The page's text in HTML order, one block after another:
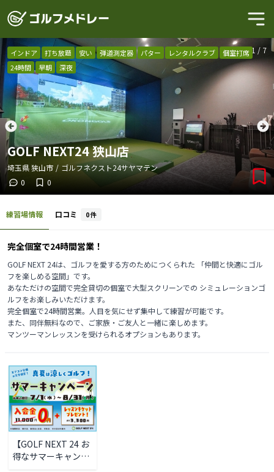
1 / 7
インドア 打ち放題 安い 弾道測定器 パター レンタルクラブ
個室打席
24時間
早朝 深夜
GOLF NEXT24 狭山店
埼玉県狭山市 / ゴルフネクスト24サヤマテン
0
0
練習場情報 口コミ 0件
完全個室で24時間営業！
GOLF NEXT 24は、ゴルフを愛する方のためにつくられた 「仲間と快適にゴル
フを楽しめる空間」です。
あなただけの空間で完全貸切の個室で大型スクリーンでの シミュレーションゴ
ルフをお楽しみいただけます。
完全個室で24時間営業。人目を気にせず集中して練習が可能です。
また、同伴無料なので、ご家族・ご友人と一緒に楽しめます。
マンツーマンレッスンを受けられるオプションもあります。
【GOLF NEXT 24 お
得なサマーキャンペ